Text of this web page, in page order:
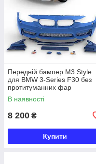
Передній бампер M3 Style
для BMW 3-Series F30 без
протитуманних фар
В наявності
8 200 ₴
Купити